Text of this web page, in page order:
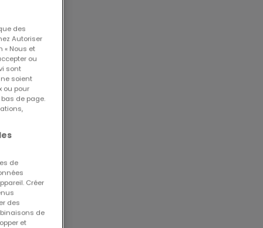
Lot 9
des
Autoriser
Nous et
ou
sont
soient
ou pour
de page.
de
Créer
des
de
et